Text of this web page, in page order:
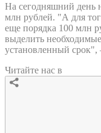
На сегодняшний день
млн рублей. "А для
еще порядка 100 млн
выделить
установленный срок",
Читайте нас в